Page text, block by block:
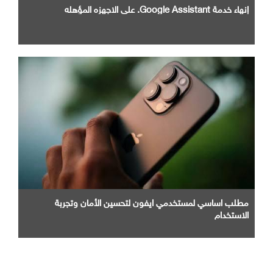
إنهاء خدمة Google Assistant. علي الاجهزه المؤهله
مطلب اساسي لمستخدمي ايفون لتحسين الأمان وتجربة
الاستخدام